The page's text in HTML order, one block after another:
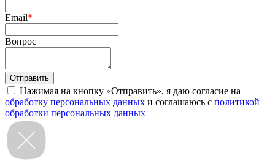
Email*
Вопрос
Нажимая на кнопку «Отправить», я даю согласие на
обработку персональных данных и соглашаюсь с политикой
обработки персональных данных